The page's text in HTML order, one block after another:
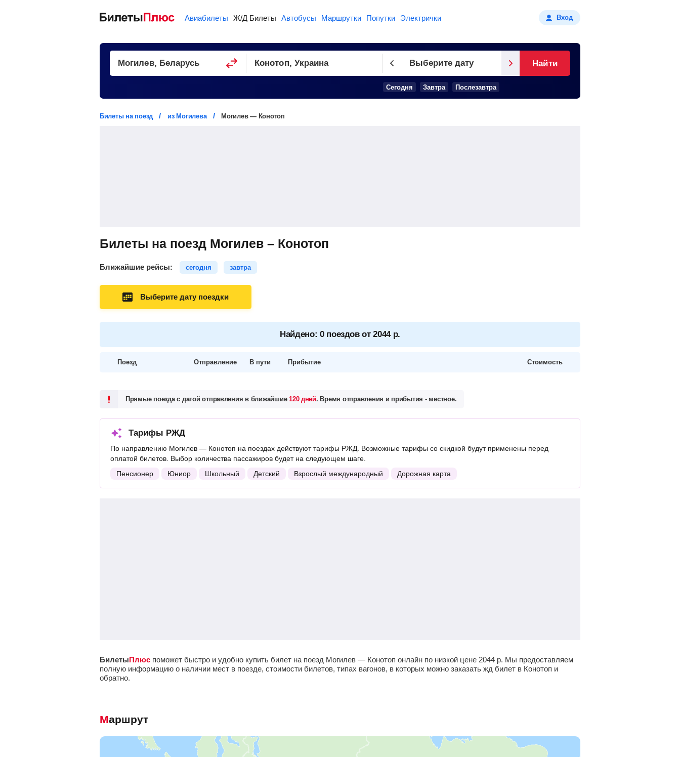
Авиабилеты Ж/Д Билеты Автобусы Маршрутки Попутки Электрички Вход
Выберите дату
Сегодня Завтра Послезавтра
Найти
Билеты на поезд из Могилева Могилев — Конотоп
Билеты на поезд Могилев – Конотоп
Ближайшие рейсы: сегодня завтра
Выберите дату поездки
Найдено: 0 поездов от 2044 р.
Поезд Отправление В пути Прибытие Стоимость
Прямые поезда с датой отправления в ближайшие120 дней. Время отправления и прибытия - местное.
Тарифы РЖД
По направлению Могилев — Конотоп на поездах действуют тарифы РЖД. Возможные тарифы со скидкой будут применены перед
оплатой билетов. Выбор количества пассажиров будет на следующем шаге.
Пенсионер
Юниор Школьный Детский Взрослый международный Дорожная карта
БилетыПлюс поможет быстро и удобно купить билет на поезд Могилев — Конотоп онлайн по низкой цене 2044 р. Мы предоставляем
полную информацию о наличии мест в поезде, стоимости билетов, типах вагонов, в которых можно заказать жд билет в Конотоп и
обратно.
Маршрут